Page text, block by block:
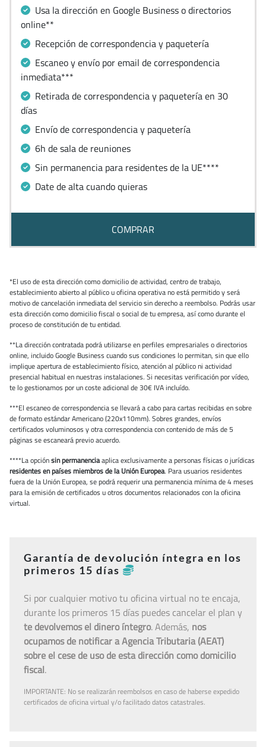
Usa la dirección en Google Business o directorios
online**
Recepción de correspondencia y paquetería
Escaneo y envío por email de correspondencia
inmediata***
Retirada de correspondencia y paquetería en 30
días
Envío de correspondencia y paquetería
6h de sala de reuniones
Sin permanencia para residentes de la UE****
Date de alta cuando quieras
COMPRAR
*El uso de esta dirección como domicilio de actividad, centro de trabajo,
establecimiento abierto al público u oficina operativa no está permitido y será
motivo de cancelación inmediata del servicio sin derecho a reembolso. Podrás usar
esta dirección como domicilio fiscal o social de tu empresa, así como durante el
proceso de constitución de tu entidad.
**La dirección contratada podrá utilizarse en perfiles empresariales o directorios
online, incluido Google Business cuando sus condiciones lo permitan, sin que ello
implique apertura de establecimiento físico, atención al público ni actividad
presencial habitual en nuestras instalaciones. Si necesitas verificación por vídeo,
te lo gestionamos por un coste adicional de 30€ IVA incluído.
***El escaneo de correspondencia se llevará a cabo para cartas recibidas en sobre
de formato estándar Americano (220x110mm). Sobres grandes, envíos
certificados voluminosos y otra correspondencia con contenido de más de 5
páginas se escaneará previo acuerdo.
****La opciónsin permanenciaaplica exclusivamente a personas físicas o jurídicas
residentes en países miembros de la Unión Europea. Para usuarios residentes
fuera de la Unión Europea, se podrá requerir una permanencia mínima de 4 meses
para la emisión de certificados u otros documentos relacionados con la oficina
virtual.
Garantía de devolución íntegra en los
primeros 15 días
Si por cualquier motivo tu oficina virtual no te encaja,
durante los primeros 15 días puedes cancelar el plan y
te devolvemos el dinero íntegro. Además, nos
ocupamos de notificar a Agencia Tributaria (AEAT)
sobre el cese de uso de esta dirección como domicilio
fiscal.
IMPORTANTE: No se realizarán reembolsos en caso de haberse expedido
certificados de oficina virtual y/o facilitado datos catastrales.